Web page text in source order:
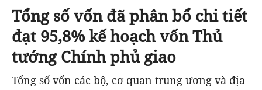
Tổng số vốn đã phân bổ chi tiết
đạt 95,8% kế hoạch vốn Thủ
tướng Chính phủ giao
Tổng số vốn các bộ, cơ quan trung ương và địa